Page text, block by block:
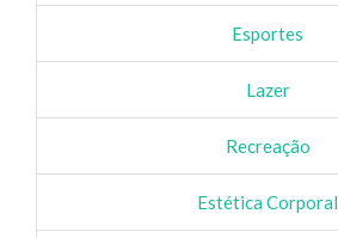
Esportes
Lazer
Recreação
Estética Corporal